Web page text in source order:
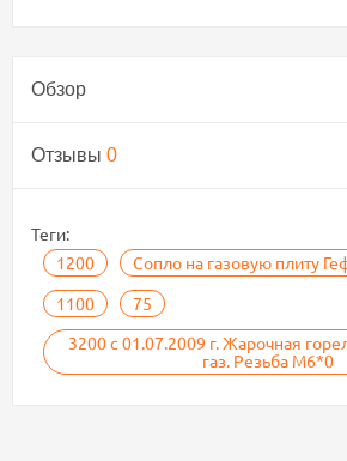
Обзор
Отзывы 0
Теги:
1200
Сопло на газовую плиту
1100
75
3200 с 01.07.2009 г. Жарочная
газ. Резьба М6*0